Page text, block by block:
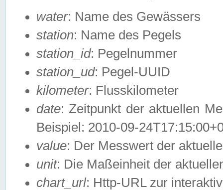
water: Name des Gewässers
station: Name des Pegels
station_id: Pegelnummer
station_ud: Pegel-UUID
kilometer: Flusskilometer
date: Zeitpunkt der aktuellen
Beispiel: 2010-09-
value: Der Messwert der
unit: Die Maßeinheit der
chart_url: Http-URL zur